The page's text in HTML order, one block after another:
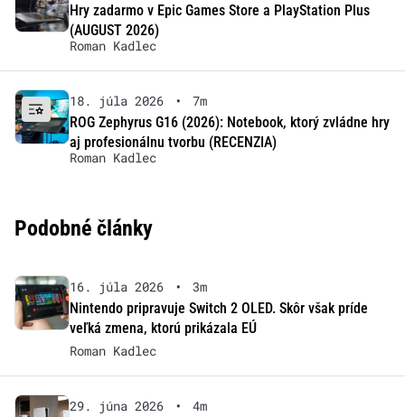
Hry zadarmo v Epic Games Store a PlayStation Plus
(AUGUST 2026)
Roman Kadlec
18. júla 2026 •
7m
ROG Zephyrus G16 (2026): Notebook, ktorý zvládne hry
aj profesionálnu tvorbu (RECENZIA)
Roman Kadlec
Podobné články
16. júla 2026 •
3m
Nintendo pripravuje Switch 2 OLED. Skôr však príde
veľká zmena, ktorú prikázala EÚ
Roman Kadlec
29. júna 2026 •
4m